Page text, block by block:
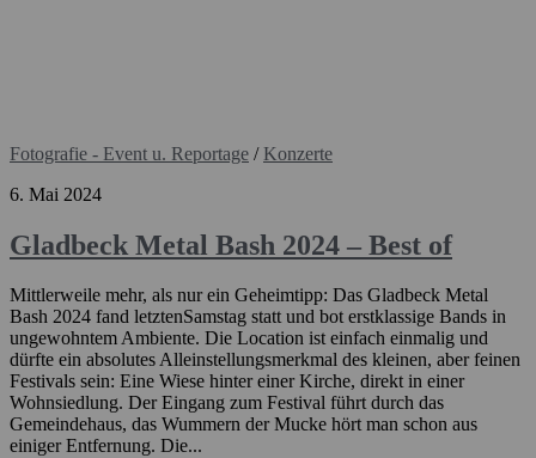
Fotografie - Event u. Reportage /Konzerte
6. Mai 2024
Gladbeck Metal Bash 2024 – Best of
Mittlerweile mehr, als nur ein Geheimtipp: Das Gladbeck Metal
Bash 2024 fand letztenSamstag statt und bot erstklassige Bands in
ungewohntem Ambiente. Die Location ist einfach einmalig und
dürfte ein absolutes Alleinstellungsmerkmal des kleinen, aber feinen
Festivals sein: Eine Wiese hinter einer Kirche, direkt in einer
Wohnsiedlung. Der Eingang zum Festival führt durch das
Gemeindehaus, das Wummern der Mucke hört man schon aus
einiger Entfernung. Die...